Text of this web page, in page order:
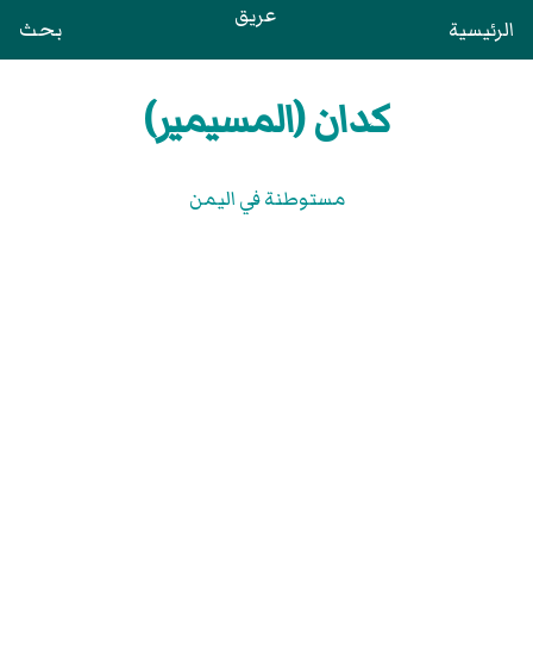
الرئيسية عريق بحث
كدان (المسيمير)
مستوطنة في اليمن